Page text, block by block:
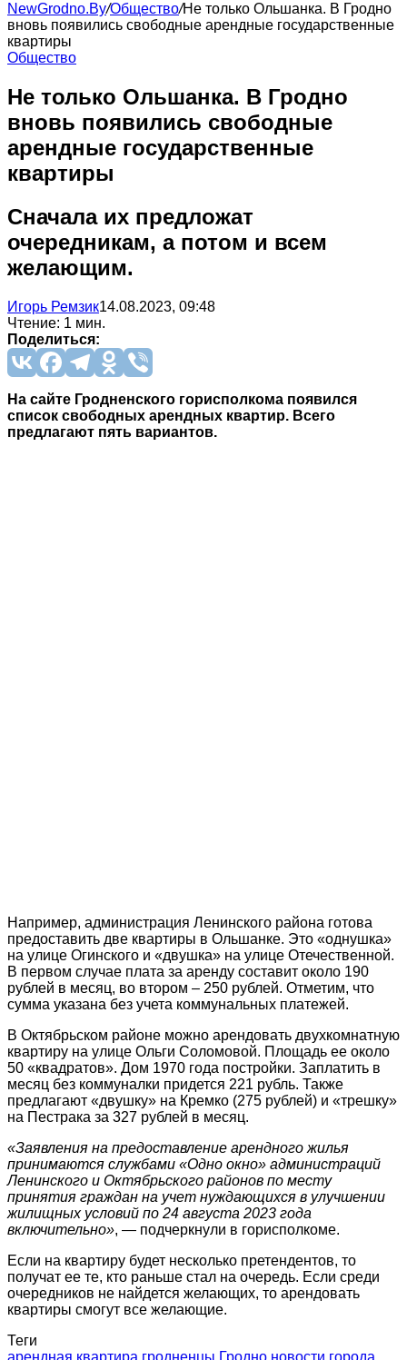
NewGrodno.By/Общество/Не только Ольшанка. В Гродно
вновь появились свободные арендные государственные
квартиры
Общество
Не только Ольшанка. В Гродно
вновь появились свободные
арендные государственные
квартиры
Сначала их предложат
очередникам, а потом и всем
желающим.
Игорь Ремзик14.08.2023, 09:48
Чтение: 1 мин.
Поделиться:
На сайте Гродненского горисполкома появился
список свободных арендных квартир. Всего
предлагают пять вариантов.
Например, администрация Ленинского района готова
предоставить две квартиры в Ольшанке. Это «однушка»
на улице Огинского и «двушка» на улице Отечественной.
В первом случае плата за аренду составит около 190
рублей в месяц, во втором – 250 рублей. Отметим, что
сумма указана без учета коммунальных платежей.
В Октябрьском районе можно арендовать двухкомнатную
квартиру на улице Ольги Соломовой. Площадь ее около
50 «квадратов». Дом 1970 года постройки. Заплатить в
месяц без коммуналки придется 221 рубль. Также
предлагают «двушку» на Кремко (275 рублей) и «трешку»
на Пестрака за 327 рублей в месяц.
«Заявления на предоставление арендного жилья
принимаются службами «Одно окно» администраций
Ленинского и Октябрьского районов по месту
принятия граждан на учет нуждающихся в улучшении
жилищных условий по 24 августа 2023 года
включительно», — подчеркнули в горисполкоме.
Если на квартиру будет несколько претендентов, то
получат ее те, кто раньше стал на очередь. Если среди
очередников не найдется желающих, то арендовать
квартиры смогут все желающие.
Теги
арендная квартира гродненцы Гродно новости города